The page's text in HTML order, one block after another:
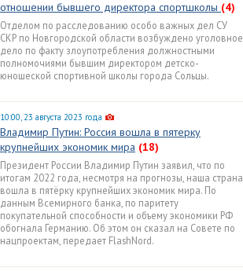
отношении бывшего директора спортшколы (4)
Отделом по расследованию особо важных дел СУ
СКР по Новгородской области возбуждено уголовное
дело по факту злоупотребления должностными
полномочиями бывшим директором детско-
юношеской спортивной школы города Сольцы.
10:00, 23 августа 2023 года
Владимир Путин: Россия вошла в пятерку
крупнейших экономик мира (18)
Президент России Владимир Путин заявил, что по
итогам 2022 года, несмотря на прогнозы, наша страна
вошла в пятёрку крупнейших экономик мира. По
данным Всемирного банка, по паритету
покупательной способности и объему экономики РФ
обогнала Германию. Об этом он сказал на Совете по
нацпроектам, передает FlashNord.